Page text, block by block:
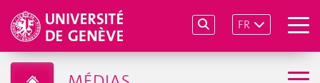
FR